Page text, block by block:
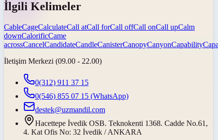
İlgili Kelimeler
CableCageCalculateCall atCall forCall offCall onCall upCalm
downCalorificCame
acrossCancelCandidateCandleCanisterCanopyCanyonCapability
İletişim Merkezi (09.00 - 22.00)
0(312) 911 37 15
0(546) 855 07 15 (WhatsApp)
destek@uzmandil.com
Hacettepe İvedik OSB. Teknokenti 1368. Cadde No.61,
4. Kat Ofis No: 32 İvedik / ANKARA